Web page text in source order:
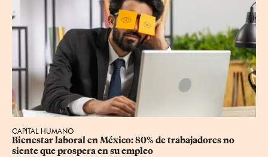
CAPITAL HUMANO
Bienestar laboral en México: 80% de trabajadores no
siente que prospera en su empleo